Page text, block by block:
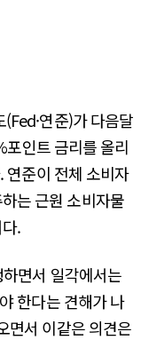
연준)가 다음달
포인트 금리를 올리
연준이 전체 소비자
는 근원 소비자물
.
면서 일각에서는
한다는 견해가 나
면서 이같은 의견은